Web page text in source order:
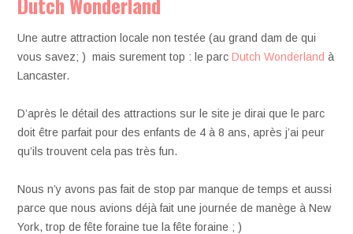
Une autre attraction locale non testée (au grand dam de qui
vous savez; ) mais surement top : le parc Dutch Wonderland à
Lancaster.
D’après le détail des attractions sur le site je dirai que le parc
doit être parfait pour des enfants de 4 à 8 ans, après j’ai peur
qu’ils trouvent cela pas très fun.
Nous n’y avons pas fait de stop par manque de temps et aussi
parce que nous avions déjà fait une journée de manège à New
York, trop de fête foraine tue la fête foraine ; )